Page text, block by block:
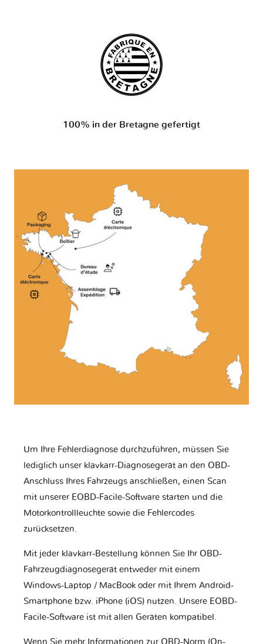
100% in der Bretagne gefertigt
Um Ihre Fehlerdiagnose durchzuführen, müssen Sie
lediglich unser klavkarr-Diagnosegerät an den OBD-
Anschluss Ihres Fahrzeugs anschließen, einen Scan
mit unserer EOBD-Facile-Software starten und die
Motorkontrollleuchte sowie die Fehlercodes
zurücksetzen.
Mit jeder klavkarr-Bestellung können Sie Ihr OBD-
Fahrzeugdiagnosegerät entweder mit einem
Windows-Laptop / MacBook oder mit Ihrem Android-
Smartphone bzw. iPhone (iOS) nutzen. Unsere EOBD-
Facile-Software ist mit allen Geräten kompatibel.
Wenn Sie mehr Informationen zur OBD-Norm (On-